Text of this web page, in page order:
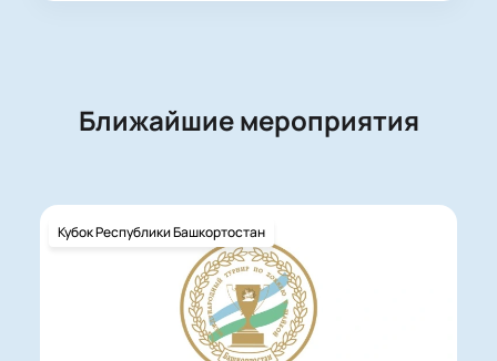
Ближайшие мероприятия
Кубок Республики Башкортостан